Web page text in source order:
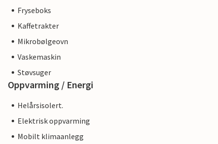
Fryseboks
Kaffetrakter
Mikrobølgeovn
Vaskemaskin
Støvsuger
Oppvarming / Energi
Helårsisolert.
Elektrisk oppvarming
Mobilt klimaanlegg